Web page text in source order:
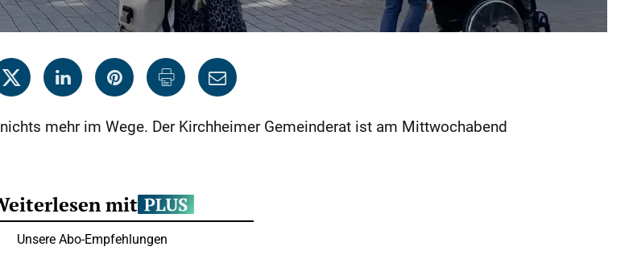
nichts mehr im Wege. Der Kirchheimer Gemeinderat ist am Mittwochabend